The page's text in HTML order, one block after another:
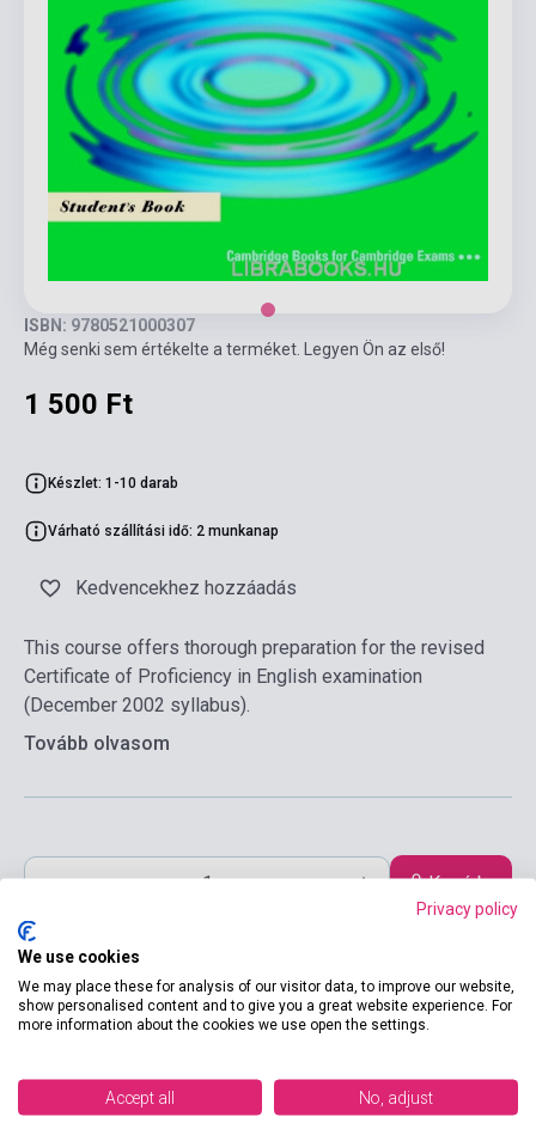
ISBN: 9780521000307
Még senki sem értékelte a terméket. Legyen Ön az első!
1 500 Ft
Készlet: 1-10 darab
Várható szállítási idő: 2 munkanap
Kedvencekhez hozzáadás
This course offers thorough preparation for the revised
Certificate of Proficiency in English examination
(December 2002 syllabus).
Tovább olvasom
Kosárba
Termékjellemzők
Privacy policy
We use cookies
We may place these for analysis of our visitor data, to improve our website,
show personalised content and to give you a great website experience. For
more information about the cookies we use open the settings.
Accept all No, adjust